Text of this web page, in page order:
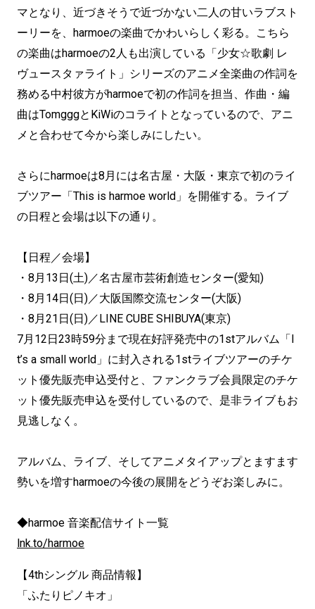
マとなり、近づきそうで近づかない二人の甘いラブスト
ーリーを、harmoeの楽曲でかわいらしく彩る。こちら
の楽曲はharmoeの2人も出演している「少女☆歌劇 レ
ヴュースタァライト」シリーズのアニメ全楽曲の作詞を
務める中村彼方がharmoeで初の作詞を担当、作曲・編
曲はTomgggとKiWiのコライトとなっているので、アニ
メと合わせて今から楽しみにしたい。
さらにharmoeは8月には名古屋・大阪・東京で初のライ
ブツアー「This is harmoe world」を開催する。ライブ
の日程と会場は以下の通り。
【日程／会場】
・8月13日(土)／名古屋市芸術創造センター(愛知)
・8月14日(日)／大阪国際交流センター(大阪)
・8月21日(日)／LINE CUBE SHIBUYA(東京)
7月12日23時59分まで現在好評発売中の1stアルバム「I
t’s a small world」に封入される1stライブツアーのチケ
ット優先販売申込受付と、ファンクラブ会員限定のチケ
ット優先販売申込を受付しているので、是非ライブもお
見逃しなく。
アルバム、ライブ、そしてアニメタイアップとますます
勢いを増すharmoeの今後の展開をどうぞお楽しみに。
◆harmoe 音楽配信サイト一覧
lnk.to/harmoe
【4thシングル 商品情報】
「ふたりピノキオ」